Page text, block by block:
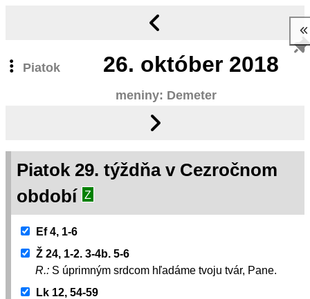
Piatok 26. október 2018
meniny: Demeter
Piatok 29. týždňa v Cezročnom
období
Z
Ef 4, 1-6
Ž 24, 1-2. 3-4b. 5-6
R.: S úprimným srdcom hľadáme tvoju tvár, Pane.
Lk 12, 54-59